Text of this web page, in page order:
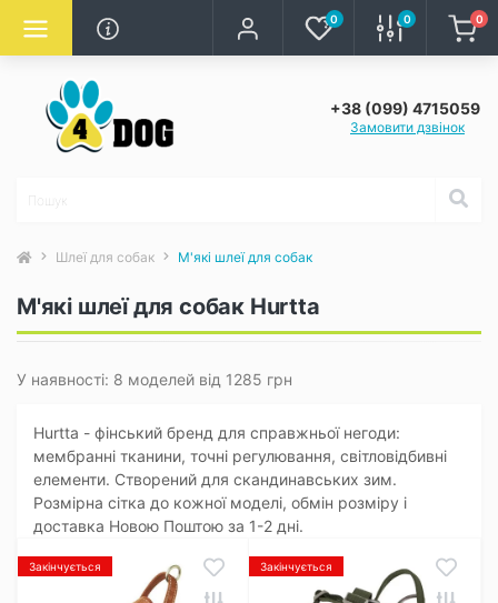
0 0 0
+38 (099) 4715059
Замовити дзвінок
Шлеї для собак М'які шлеї для собак
М'які шлеї для собак Hurtta
У наявності: 8 моделей від 1285 грн
Hurtta - фінський бренд для справжньої негоди:
мембранні тканини, точні регулювання, світловідбивні
елементи. Створений для скандинавських зим.
Розмірна сітка до кожної моделі, обмін розміру і
доставка Новою Поштою за 1-2 дні.
Закінчується Закінчується